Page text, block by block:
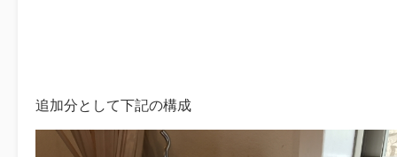
追加分として下記の構成